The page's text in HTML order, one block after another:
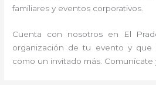
familiares y eventos corporativos.
Cuenta con nosotros en El
organización de tu evento y que
como un invitado más. Comunícate